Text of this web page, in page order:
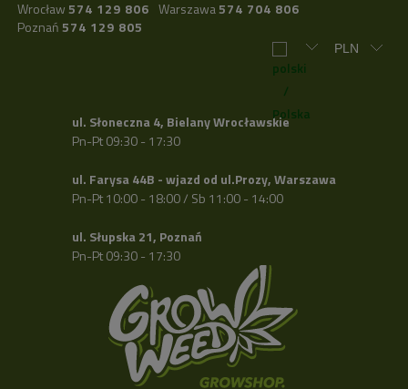
Wrocław 574 129 806 Warszawa574 704 806
Poznań 574 129 805
ul. Słoneczna 4, Bielany Wrocławskie
Pn-Pt 09:30 - 17:30
ul. Farysa 44B - wjazd od ul.Prozy, Warszawa
Pn-Pt 10:00 - 18:00 / Sb 11:00 - 14:00
ul. Słupska 21, Poznań
Pn-Pt 09:30 - 17:30